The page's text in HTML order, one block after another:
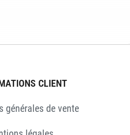
CLIENT
générales de vente